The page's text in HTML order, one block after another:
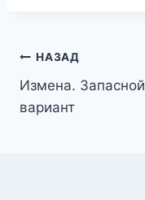
Навигация
по
НАЗАД
Измена. Запасной
вариант